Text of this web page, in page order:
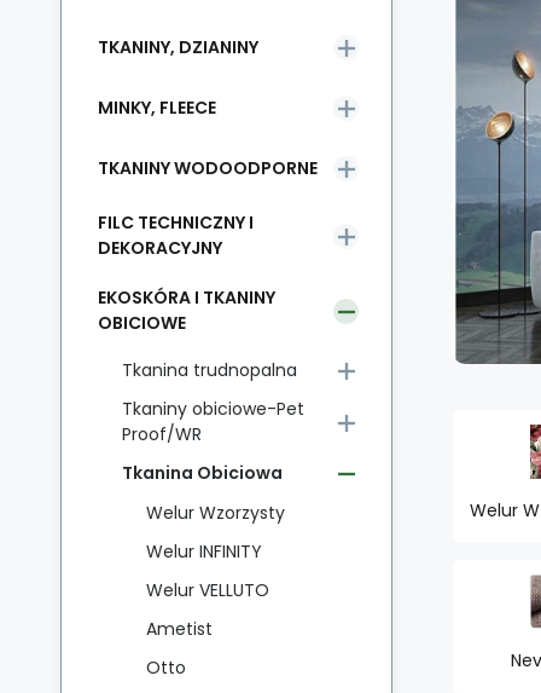
Welur
TKANINY, DZIANINY
MINKY, FLEECE
TKANINY WODOODPORNE
FILC TECHNICZNY I
DEKORACYJNY
EKOSKÓRA I TKANINY
OBICIOWE
Tkanina trudnopalna
Tkaniny obiciowe-Pet
Proof/WR
Tkanina Obiciowa
Welur Wzorzysty
Welur INFINITY
Welur VELLUTO
Ametist
Otto